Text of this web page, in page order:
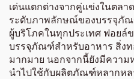
เด่นแตกต่างจากคู่แข่งในตล
ระดับภาพลักษณ์ของบรรจุภั
ผู้บริโภคในทุกประเทศ ฟอยล์
บรรจุภัณฑ์สำหรับอาหาร สิ่ง
มากมาย นอกจากนี้ยังมีควา
นำไปใช้กับผลิตภัณฑ์หลากห